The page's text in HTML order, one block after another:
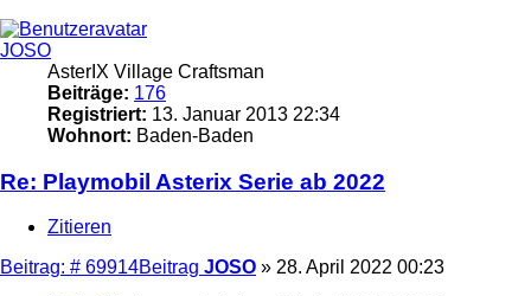
JOSO
AsterIX Village Craftsman
Beiträge: 176
Registriert: 13. Januar 2013 22:34
Wohnort: Baden-Baden
Re: Playmobil Asterix Serie ab 2022
Zitieren
Beitrag: # 69914Beitrag JOSO » 28. April 2022 00:23